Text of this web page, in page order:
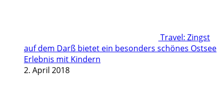
Travel: Zingst
auf dem Darß bietet ein besonders schönes Ostsee
Erlebnis mit Kindern
2. April 2018